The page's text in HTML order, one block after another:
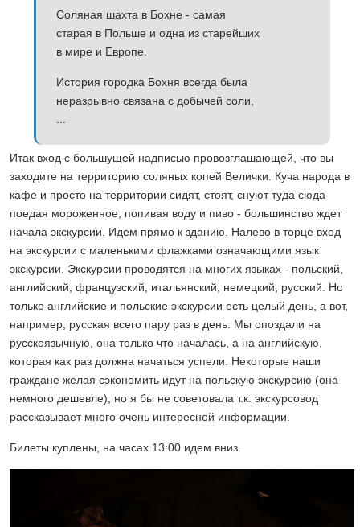
Соляная шахта в Бохне - самая
старая в Польше и одна из старейших
в мире и Европе.
История городка Бохня всегда была
неразрывно связана с добычей соли,
Итак вход с большущей надписью провозглашающей, что вы
заходите на территорию соляных копей Велички. Куча народа в
кафе и просто на территории сидят, стоят, снуют туда сюда
поедая мороженное, попивая воду и пиво - большинство ждет
начала экскурсии. Идем прямо к зданию. Налево в торце вход
на экскурсии с маленькими флажками означающими язык
экскурсии. Экскурсии проводятся на многих языках - польский,
английский, французский, итальянский, немецкий, русский. Но
только английские и польские экскурсии есть целый день, а вот,
например, русская всего пару раз в день. Мы опоздали на
русскоязычную, она только что началась, а на английскую,
которая как раз должна начаться успели. Некоторые наши
граждане желая сэкономить идут на польскую экскурсию (она
немного дешевле), но я бы не советовала т.к. экскурсовод
рассказывает много очень интересной информации.
Билеты куплены, на часах 13:00 идем вниз.